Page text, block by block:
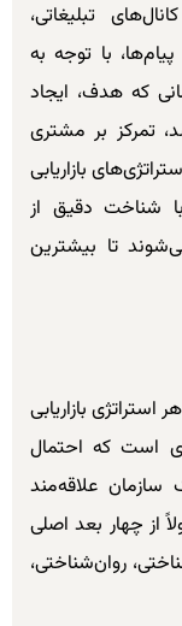
تبلیغاتی،
با توجه به
که هدف، ایجاد
تمرکز بر مشتری
بازاریابی
شناخت دقیق از
تا بیشترین
بازاریابی
است که احتمال
علاقه‌مند
از چهار بعد اصلی
روان‌شناختی،